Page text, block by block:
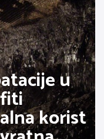
u
korist